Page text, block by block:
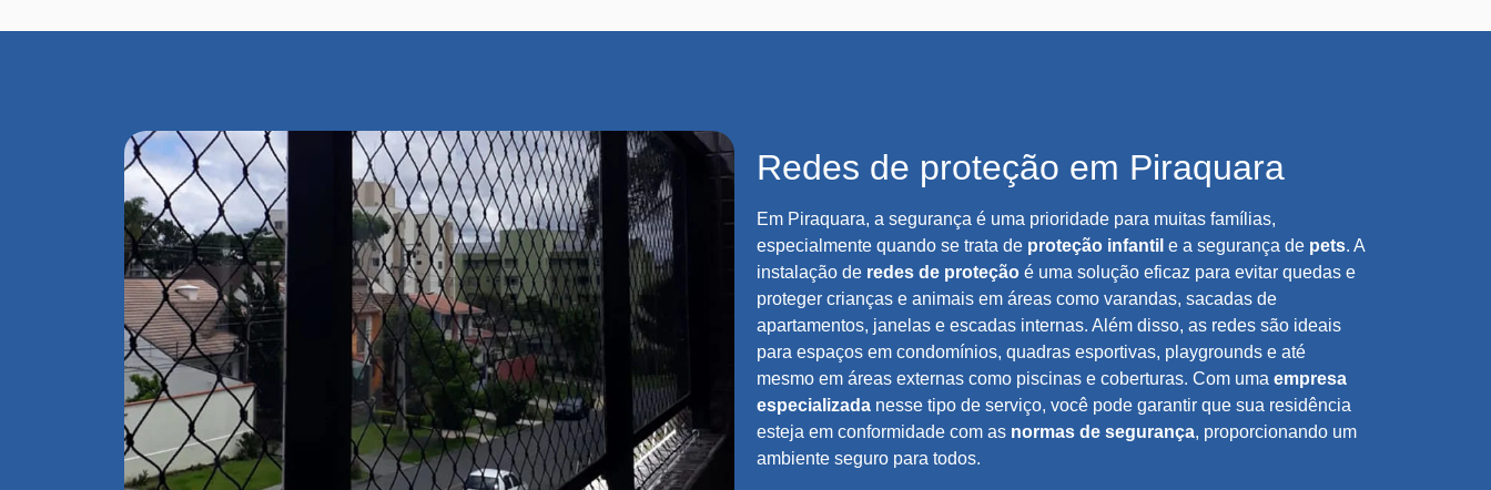
Redes de proteção em Piraquara
Em Piraquara, a segurança é uma prioridade para muitas famílias,
especialmente quando se trata de proteção infantil e a segurança de pets. A
instalação de redes de proteção é uma solução eficaz para evitar quedas e
proteger crianças e animais em áreas como varandas, sacadas de
apartamentos, janelas e escadas internas. Além disso, as redes são ideais
para espaços em condomínios, quadras esportivas, playgrounds e até
mesmo em áreas externas como piscinas e coberturas. Com uma empresa
especializada nesse tipo de serviço, você pode garantir que sua residência
esteja em conformidade com as normas de segurança, proporcionando um
ambiente seguro para todos.